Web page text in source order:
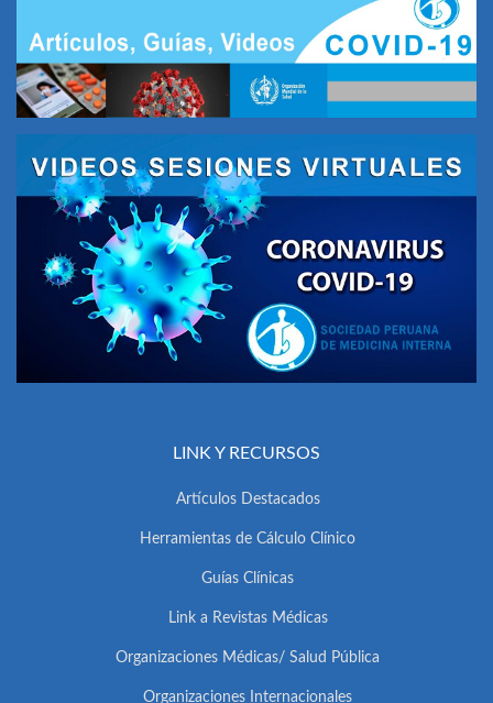
LINK Y RECURSOS
Artículos Destacados
Herramientas de Cálculo Clínico
Guías Clínicas
Link a Revistas Médicas
Organizaciones Médicas/ Salud Pública
Organizaciones Internacionales